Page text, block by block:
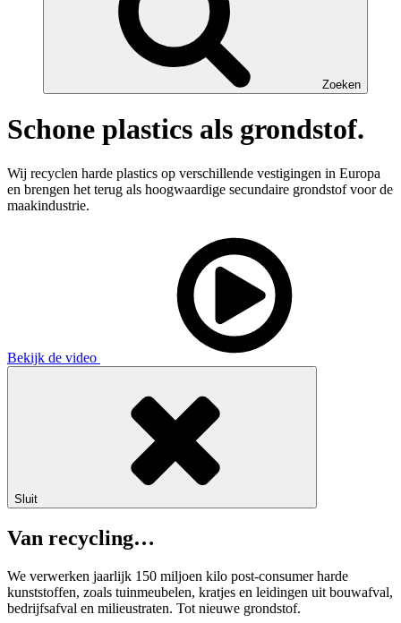
Zoeken
Schone plastics als grondstof.
Wij recyclen harde plastics op verschillende vestigingen in Europa
en brengen het terug als hoogwaardige secundaire grondstof voor de
maakindustrie.
Bekijk de video
Sluit
Van recycling…
We verwerken jaarlijk 150 miljoen kilo post-consumer harde
kunststoffen, zoals tuinmeubelen, kratjes en leidingen uit bouwafval,
bedrijfsafval en milieustraten. Tot nieuwe grondstof.